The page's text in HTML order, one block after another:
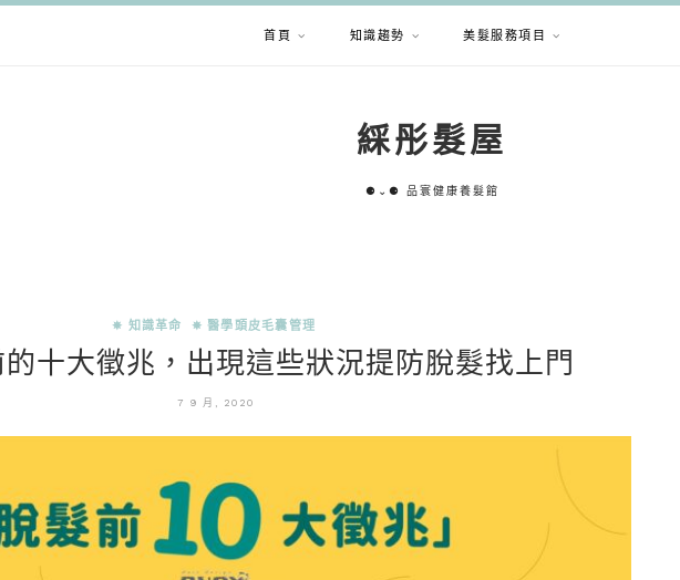
首頁 知識趨勢 美髮服務項目
綵彤髮屋
⚈⌄⚈ 品寰健康養髮館
✵ 知識革命 ✵ 醫學頭皮毛囊管理
的十大徵兆，出現這些狀況提防脫髮找上門
7 9 月, 2020